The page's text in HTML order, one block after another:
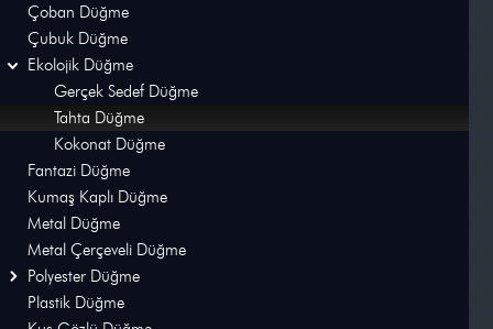
Şeritler
Metal Aksesuar
El ışlemeli Ürünler
Reflektif şerit ve Kumaş
Dantel
Bağucu ve Stoper
Kolye
Çoban Düğme
Çubuk Düğme
Ekolojik Düğme
Gerçek Sedef Düğme
Tahta Düğme
Kokonat Düğme
Fantazi Düğme
Kumaş Kaplı Düğme
Metal Düğme
Metal Çerçeveli Düğme
Polyester Düğme
Plastik Düğme